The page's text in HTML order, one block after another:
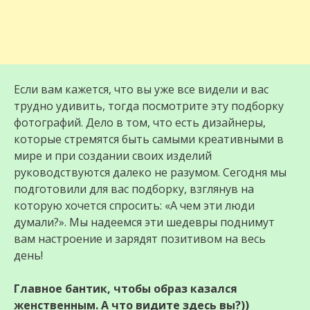
Если вам кажется, что вы уже все видели и вас
трудно удивить, тогда посмотрите эту подборку
фотографий. Дело в том, что есть дизайнеры,
которые стремятся быть самыми креативными в
мире и при создании своих изделий
руководствуются далеко не разумом. Сегодня мы
подготовили для вас подборку, взглянув на
которую хочется спросить: «А чем эти люди
думали?». Мы надеемся эти шедевры поднимут
вам настроение и зарядят позитивом на весь
день!
Главное бантик, чтобы образ казался
женственным. А что видите здесь вы?))